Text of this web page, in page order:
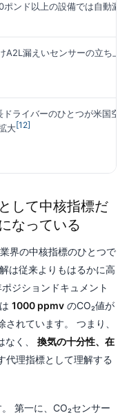
ンド以上の設備では自動漏
A2L漏えいセンサーの立ち上
ライバーのひとつが米国空
大[12]
して中核指標だ
なっている
界の中核指標のひとつで
は従来よりもはるかに高
ジションドキュメント
1000 ppmvのCO₂値が
れています。 つまり、
なく、 換気の十分性、在
代理指標として理解する
第一に、CO₂センサー